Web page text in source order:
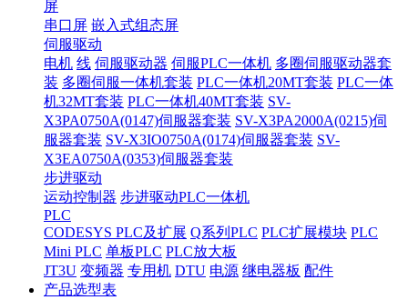
屏
串口屏 嵌入式组态屏
伺服驱动
电机 线 伺服驱动器 伺服PLC一体机 多圈伺服驱动器套
装 多圈伺服一体机套装 PLC一体机20MT套装 PLC一体
机32MT套装 PLC一体机40MT套装 SV-
X3PA0750A(0147)伺服器套装 SV-X3PA2000A(0215)伺
服器套装 SV-X3IO0750A(0174)伺服器套装 SV-
X3EA0750A(0353)伺服器套装
步进驱动
运动控制器 步进驱动PLC一体机
PLC
CODESYS PLC及扩展 Q系列PLC PLC扩展模块 PLC
Mini PLC 单板PLC PLC放大板
JT3U 变频器 专用机 DTU 电源 继电器板 配件
产品选型表